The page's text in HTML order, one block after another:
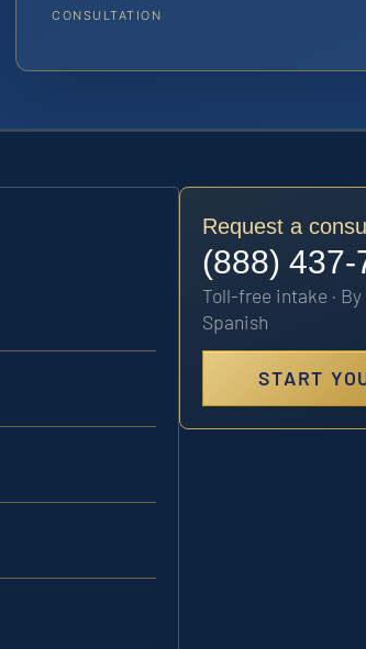
CONSULTATION
Request a
(888) 437-
Toll-free intake ·
Spanish
START